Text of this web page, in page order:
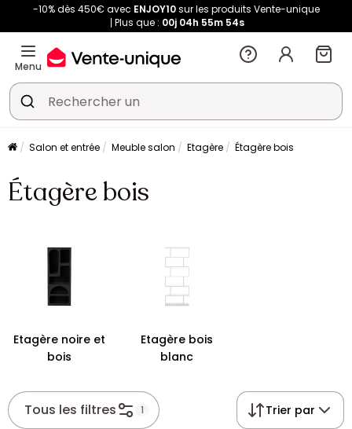
-10% dès 450€ avec ENJOY10sur les produits Vente-unique
Plus que : 00j 04h 55m 54s
Menu
Salon et entrée Meuble salon Etagère Étagère bois
Étagère bois
Etagère noire et
bois
Etagère bois
blanc
Tous les filtres 1 Trier par